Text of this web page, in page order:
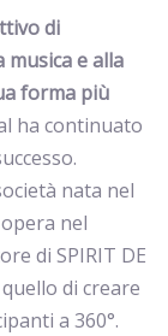
di
e alla
forma più
ha continuato
nata nel
nel
di SPIRIT DE
di creare
a 360°.